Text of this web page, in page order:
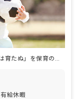
「して見せて、褒めてやらねば人は育たぬ」を保育の真ん中に置く認可保育園です。
給休暇